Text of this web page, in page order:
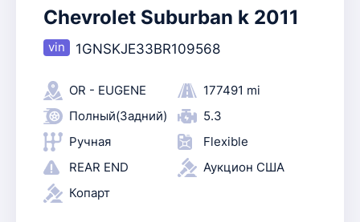
Chevrolet Suburban k 2011
1GNSKJE33BR109568
OR - EUGENE
177491 mi
Полный(Задний)
5.3
Ручная
Flexible
REAR END
Аукцион США
Копарт